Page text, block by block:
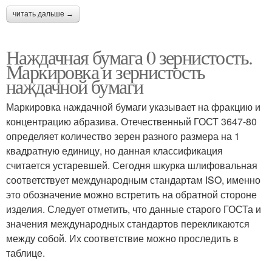
читать дальше →
Наждачная бумага 0 зернистость.
Маркировка и зернистость
наждачной бумаги
Маркировка наждачной бумаги указывает на фракцию и
концентрацию абразива. Отечественный ГОСТ 3647-80
определяет количество зерен разного размера на 1
квадратную единицу, но данная классификация
считается устаревшей. Сегодня шкурка шлифовальная
соответствует международным стандартам ISO, именно
это обозначение можно встретить на обратной стороне
изделия. Следует отметить, что данные старого ГОСТа и
значения международных стандартов перекликаются
между собой. Их соответствие можно проследить в
таблице.